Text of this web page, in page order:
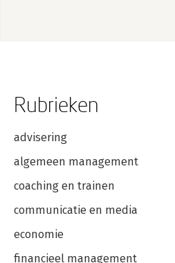
Rubrieken
advisering
algemeen management
coaching en trainen
communicatie en media
economie
financieel management